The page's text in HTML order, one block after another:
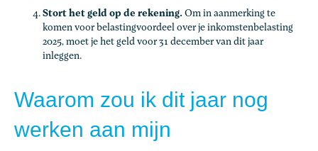
Stort het geld op de rekening. Om in aanmerking te
komen voor belastingvoordeel over je inkomstenbelasting
2025, moet je het geld voor 31 december van dit jaar
inleggen.
Waarom zou ik dit jaar nog
werken aan mijn